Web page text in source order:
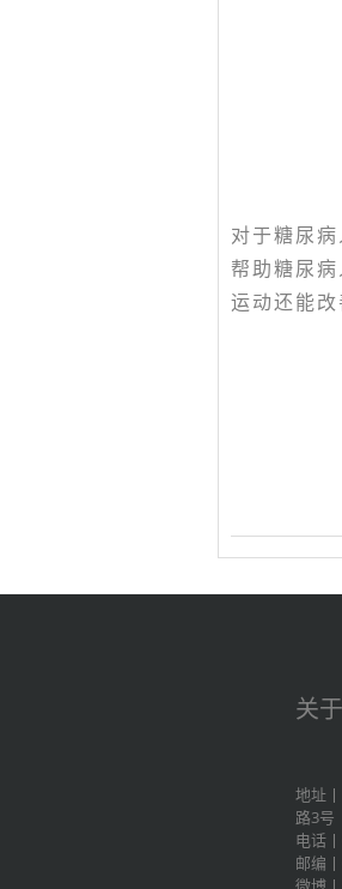
对于糖尿
帮助糖尿
运动还能
关
地址
路3号
电话
邮编